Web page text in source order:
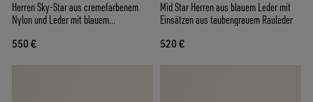
Herren Sky-Star aus cremefarbenem
Nylon und Leder mit blauem
550 €
Mid Star Herren aus blauem Leder mit
Einsätzen aus taubengrauem Rauleder
520 €